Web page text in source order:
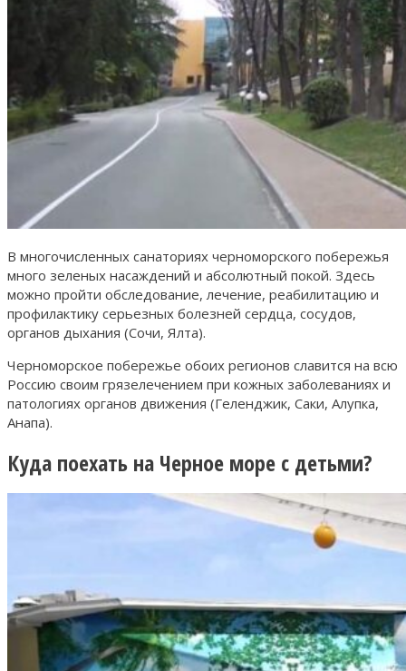
В многочисленных санаториях черноморского побережья
много зеленых насаждений и абсолютный покой. Здесь
можно пройти обследование, лечение, реабилитацию и
профилактику серьезных болезней сердца, сосудов,
органов дыхания (Сочи, Ялта).
Черноморское побережье обоих регионов славится на всю
Россию своим грязелечением при кожных заболеваниях и
патологиях органов движения (Геленджик, Саки, Алупка,
Анапа).
Куда поехать на Черное море с детьми?